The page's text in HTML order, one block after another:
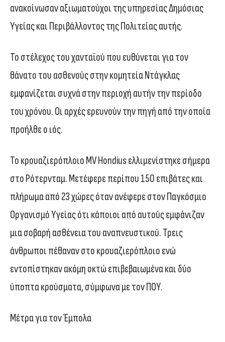
ανακοίνωσαν αξιωματούχοι της υπηρεσίας Δημόσιας
Υγείας και Περιβάλλοντος της Πολιτείας αυτής.
Το στέλεχος του χανταϊού που ευθύνεται για τον
θάνατο του ασθενούς στην κομητεία Ντάγκλας
εμφανίζεται συχνά στην περιοχή αυτήν την περίοδο
του χρόνου. Οι αρχές ερευνούν την πηγή από την οποία
προήλθε ο ιός.
Το κρουαζιερόπλοιο MV Hondius ελλιμενίστηκε σήμερα
στο Ρότερνταμ. Μετέφερε περίπου 150 επιβάτες και
πλήρωμα από 23 χώρες όταν ανέφερε στον Παγκόσμιο
Οργανισμό Υγείας ότι κάποιοι από αυτούς εμφάνιζαν
μια σοβαρή ασθένεια του αναπνευστικού. Τρεις
άνθρωποι πέθαναν στο κρουαζιερόπλοιο ενώ
εντοπίστηκαν ακόμη οκτώ επιβεβαιωμένα και δύο
ύποπτα κρούσματα, σύμφωνα με τον ΠΟΥ.
Μέτρα για τον Έμπολα